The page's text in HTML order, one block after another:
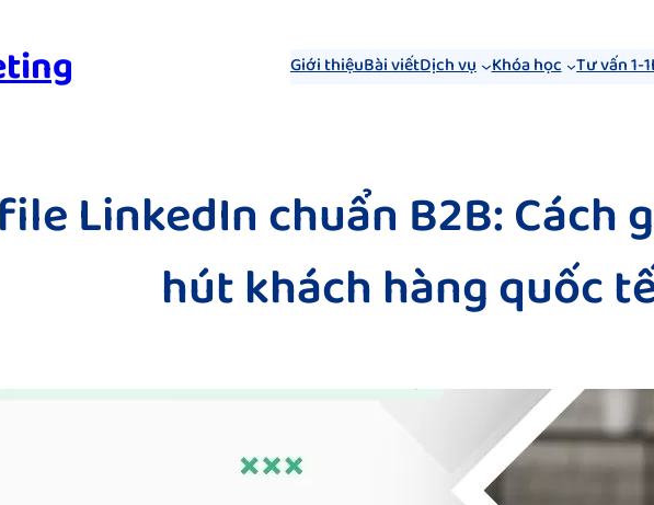
Giới thiệuBài viếtDịch vụ Khóa học Tư vấn 1-1
LinkedIn chuẩn B2B: Cách
hút khách hàng quốc